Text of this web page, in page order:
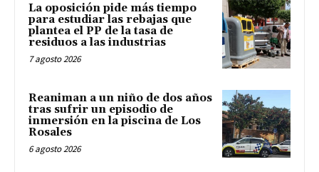
La oposición pide más tiempo
para estudiar las rebajas que
plantea el PP de la tasa de
residuos a las industrias
7 agosto 2026
Reaniman a un niño de dos años
tras sufrir un episodio de
inmersión en la piscina de Los
Rosales
6 agosto 2026